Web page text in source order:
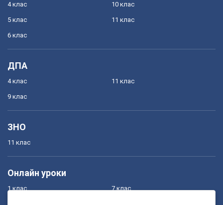
4 клас
5 клас
6 клас
10 клас
11 клас
ДПА
4 клас
9 клас
11 клас
ЗНО
11 клас
Онлайн уроки
1 клас 7 клас